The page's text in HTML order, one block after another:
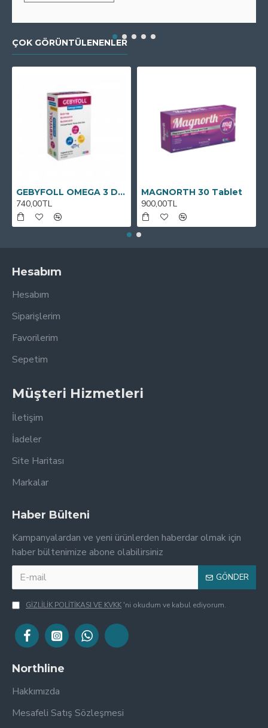
ÇOK GÖRÜNTÜLENENLER
GEBYFOLL OMEGA 3 DHA
740,00TL
MAGNORTH 30 Tablet
900,00TL
Hesabım
Hesabım
Siparişlerim
Favorilerim
Sepetim
Müşteri Hizmetleri
İletişim
İadeler
Site Haritası
Markalar
Haber Bülteni
Kampanyalardan ve yeni ürünlerden haberdar olmak için
haber bültenimize abone olabilirsiniz
GÖNDER
GİZLİLİK POLİTİKASI VE KVKK 'ni okudum ve kabul ediyorum.
Northline
Hakkımızda
Mesafeli Satış Sözleşmesi